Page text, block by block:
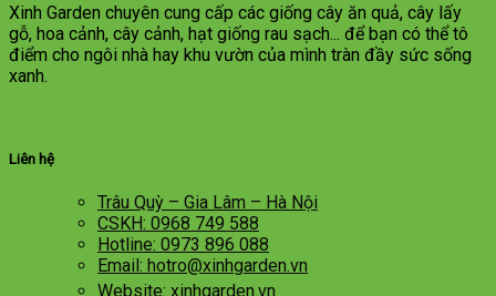
Xinh Garden chuyên cung cấp các giống cây ăn quả, cây lấy
gỗ, hoa cảnh, cây cảnh, hạt giống rau sạch... để bạn có thể tô
điểm cho ngôi nhà hay khu vườn của mình tràn đầy sức sống
xanh.
Liên hệ
Trâu Quỳ – Gia Lâm – Hà Nội
CSKH: 0968 749 588
Hotline: 0973 896 088
Email: hotro@xinhgarden.vn
Website: xinhgarden.vn